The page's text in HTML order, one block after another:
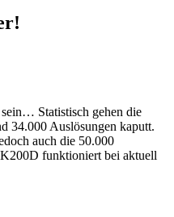
Statistisch gehen die
34.000 Auslösungen kaputt.
auch die 50.000
funktioniert bei aktuell